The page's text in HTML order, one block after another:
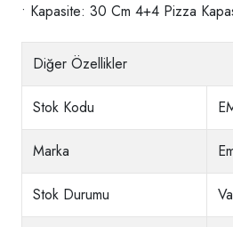
• Kapasite: 30 Cm 4+4 Pizza
Diğer Özellikler
Stok Kodu
Marka
Stok Durumu